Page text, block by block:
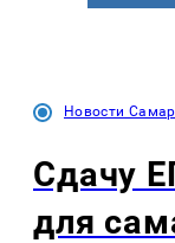
Новости
Сдачу
для